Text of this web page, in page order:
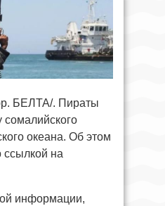
БЕЛТА/. Пираты
сомалийского
океана. Об этом
на
информации,